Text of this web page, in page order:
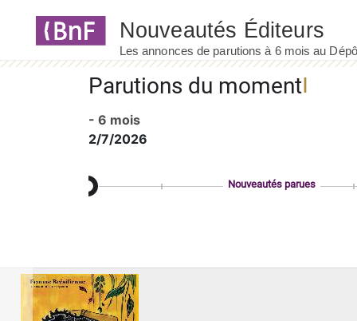
Parutions du moment
- 6 mois
2/7/2026
Nouveautés parues